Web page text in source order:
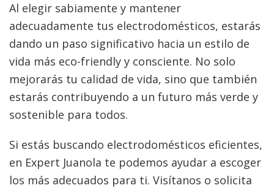
Al elegir sabiamente y mantener
adecuadamente tus electrodomésticos, estarás
dando un paso significativo hacia un estilo de
vida más eco-friendly y consciente. No solo
mejorarás tu calidad de vida, sino que también
estarás contribuyendo a un futuro más verde y
sostenible para todos.
Si estás buscando electrodomésticos eficientes,
en Expert Juanola te podemos ayudar a escoger
los más adecuados para ti. Visítanos o solicita